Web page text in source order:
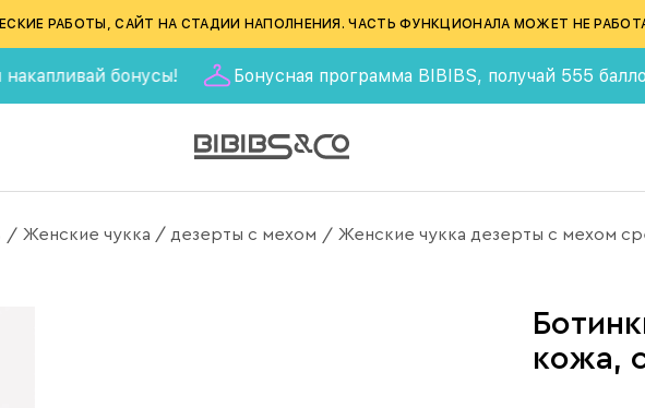
РАБОТЫ, САЙТ НА СТАДИИ НАПОЛНЕНИЯ. ЧАСТЬ ФУНКЦИОНАЛА МОЖЕТ НЕ
бонусы! Бонусная программа BIBIBS, получай 555 баллов на
/ Женские чукка / дезерты с мехом / Женские чукка дезерты с мехом
кожа,